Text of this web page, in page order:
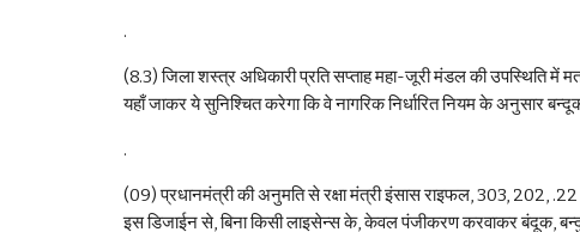
.
(8.3) जिला शस्त्र अधिकारी प्रति सप्ताह महा-जूरी मंडल की उपस्थिति में
यहाँ जाकर ये सुनिश्चित करेगा कि वे नागरिक निर्धारित नियम के अनुसार
.
(09) प्रधानमंत्री की अनुमति से रक्षा मंत्री इंसास राइफल, 303, 202,
इस डिजाईन से, बिना किसी लाइसेन्स के, केवल पंजीकरण करवाकर बंदूक,